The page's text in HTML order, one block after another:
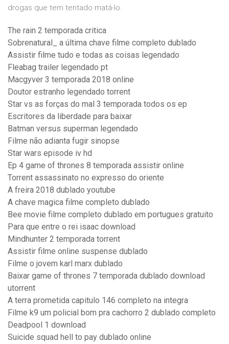
drogas que tem tentado matá-lo.
The rain 2 temporada critica
Sobrenatural_ a última chave filme completo dublado
Assistir filme tudo e todas as coisas legendado
Fleabag trailer legendado pt
Macgyver 3 temporada 2018 online
Doutor estranho legendado torrent
Star vs as forças do mal 3 temporada todos os ep
Escritores da liberdade para baixar
Batman versus superman legendado
Filme não adianta fugir sinopse
Star wars episode iv hd
Ep 4 game of thrones 8 temporada assistir online
Torrent assassinato no expresso do oriente
A freira 2018 dublado youtube
A chave magica filme completo dublado
Bee movie filme completo dublado em portugues gratuito
Para que entre o rei isaac download
Mindhunter 2 temporada torrent
Assistir filme online suspense dublado
Filme o jovem karl marx dublado
Baixar game of thrones 7 temporada dublado download
utorrent
A terra prometida capitulo 146 completo na integra
Filme k9 um policial bom pra cachorro 2 dublado completo
Deadpool 1 download
Suicide squad hell to pay dublado online